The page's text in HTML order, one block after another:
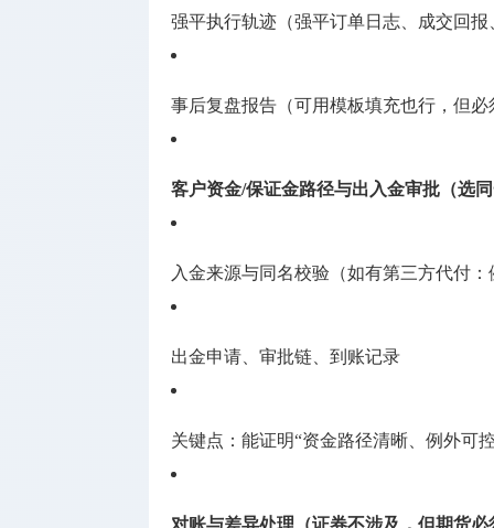
强平执行轨迹（强平订单日志、成交回报
事后复盘报告（可用模板填充也行，但必
客户资金/保证金路径与出入金审批（选
入金来源与同名校验（如有第三方代付
出金申请、审批链、到账记录
关键点：能证明“资金路径清晰、例外可
对账与差异处理（证券不涉及，但期货